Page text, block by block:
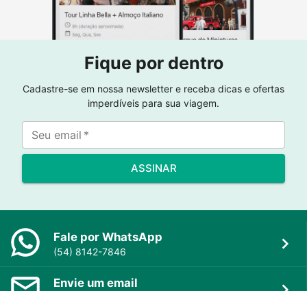
Fique por dentro
Cadastre-se em nossa newsletter e receba dicas e ofertas
imperdíveis para sua viagem.
Seu email *
ASSINAR
Fale por WhatsApp
(54) 8142-7846
Envie um email